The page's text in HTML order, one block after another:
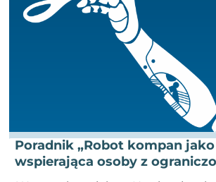
Poradnik „Robot kompan
wspierająca osoby z
sprawnością ruchową”